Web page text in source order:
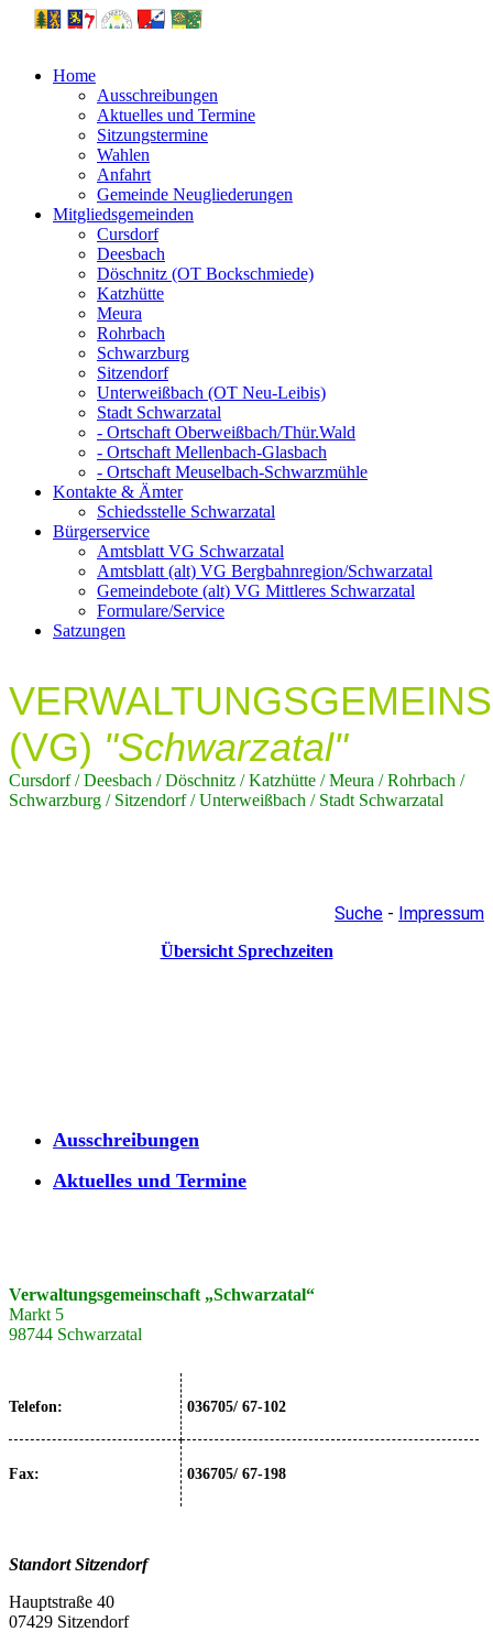
Home
Ausschreibungen
Aktuelles und Termine
Sitzungstermine
Wahlen
Anfahrt
Gemeinde Neugliederungen
Mitgliedsgemeinden
Cursdorf
Deesbach
Döschnitz (OT Bockschmiede)
Katzhütte
Meura
Rohrbach
Schwarzburg
Sitzendorf
Unterweißbach (OT Neu-Leibis)
Stadt Schwarzatal
- Ortschaft Oberweißbach/Thür.Wald
- Ortschaft Mellenbach-Glasbach
- Ortschaft Meuselbach-Schwarzmühle
Kontakte & Ämter
Schiedsstelle Schwarzatal
Bürgerservice
Amtsblatt VG Schwarzatal
Amtsblatt (alt) VG Bergbahnregion/Schwarzatal
Gemeindebote (alt) VG Mittleres Schwarzatal
Formulare/Service
Satzungen
(VG) "Schwarzatal"
Cursdorf / Deesbach / Döschnitz / Katzhütte / Meura / Rohrbach /
Schwarzburg / Sitzendorf / Unterweißbach / Stadt Schwarzatal
Suche - Impressum
Übersicht Sprechzeiten
Ausschreibungen
Aktuelles und Termine
Verwaltungsgemeinschaft „Schwarzatal“
Markt 5
98744 Schwarzatal
Telefon: 036705/ 67-102
Fax: 036705/ 67-198
StandortSitzendorf
Hauptstraße 40
07429 Sitzendorf